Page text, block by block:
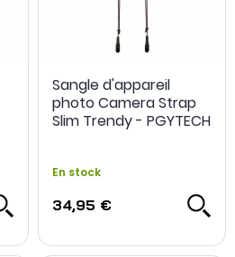
Sangle d'appareil
photo Camera Strap
Slim Trendy - PGYTECH
En stock
34,95 €